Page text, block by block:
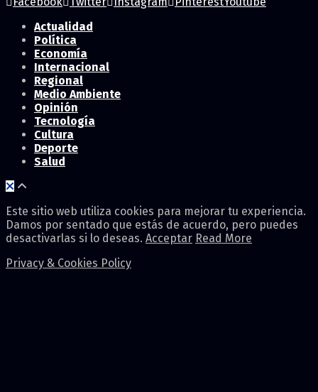
Actualidad
Política
Economía
Internacional
Regional
Medio Ambiente
Opinión
Tecnología
Cultura
Deporte
Salud
Este sitio web utiliza cookies para mejorar tu experiencia.
Damos por sentado que estás de acuerdo, pero puedes
desactivarlas si lo deseas. Acceptar Read More
Privacy & Cookies Policy